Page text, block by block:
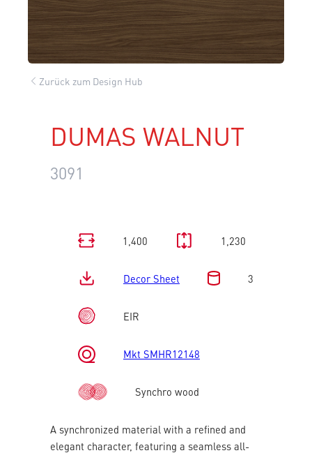
Zurück zum Design Hub
DUMAS WALNUT
3091
1,400 1,230
Decor Sheet 3
EIR
Mkt SMHR12148
Synchro wood
A synchronized material with a refined and
elegant character, featuring a seamless all-